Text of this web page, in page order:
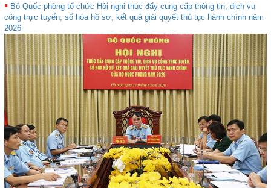
Bộ Quốc phòng tổ chức Hội nghị thúc đẩy cung cấp thông tin, dịch vụ
công trực tuyến, số hóa hồ sơ, kết quả giải quyết thủ tục hành chính năm
2026